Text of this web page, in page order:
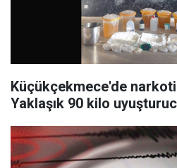
Küçükçekmece'de
Yaklaşık 90 kilo